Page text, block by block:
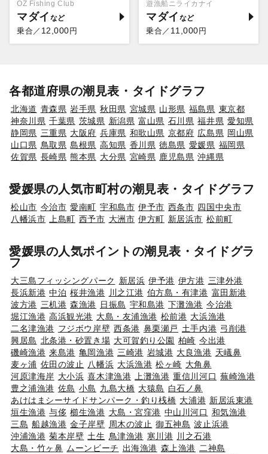
OZ Fishing Club
マダイ
乗合／ 12,000円
遊漁船ニライカナイ
マダイ
乗合／ 11,000円
各都道府県の潮見表・タイドグラフ
北海道 青森県 岩手県 秋田県 宮城県 山形県 福島県 東京都
神奈川県 千葉県 茨城県 新潟県 富山県 石川県 福井県 愛知県
静岡県 三重県 大阪府 兵庫県 和歌山県 京都府 広島県 岡山県
山口県 鳥取県 島根県 高知県 香川県 徳島県 愛媛県 福岡県
佐賀県 長崎県 熊本県 大分県 宮崎県 鹿児島県 沖縄県
愛媛県の人気市町村の潮見表・タイドグラフ
松山市 今治市 愛南町 宇和島市 伊予市 西条市 四国中央市
八幡浜市
上島町 西予市 大洲市 伊方町 新居浜市 松前町
愛媛県の人気ポイントの潮見表・タイドグラ
フ
大三島フィッシングパーク 新居浜 伊予港 伊方港 三津外港
長浜新港 中泊 桜井漁港 川之江港 伯方島・有津港 富田新港
波方港 三机港 森漁港 日振島 宇和島港 下灘漁港 今治港
堀江漁港 高浜観光港 大島・友浦漁港 松前港 大浜漁港
二名津漁港 フジボウ岸壁 西条港 鼻栗瀬戸 土手内港 弓削港
興居島 北条港・砂置き場 大可賀釣り公園 柏崎 今出港
磯崎漁港 来島港 亀岡漁港 三崎港 岩城港 大良漁港 天嶬鼻
麦ヶ浦 佐田の波止 八幡浜 大浜漁港 松ヶ崎 大角鼻
河原津海岸 大小浜 喜木津漁港 上灘漁港 重信川河口 蕪崎漁港
豊之浦漁港 佐島 小島 九島大橋 大猿島 白石ノ鼻
あけはまシーサイドサンパーク・釣り桟橋 大浦港 新居浜東港
垣生漁港 与侈 櫛生漁港 大島・宮窪港 中山川河口 和気漁港
三島 船越漁港 金子岸壁 周木の波止 御五神島 波止浜港
沖浦漁港 菊本岸壁 土生 鳥津漁港 寒川港 川之石港
大島・竹ヶ鼻 ムーンビーチ 出海漁港 森上漁港 二神島